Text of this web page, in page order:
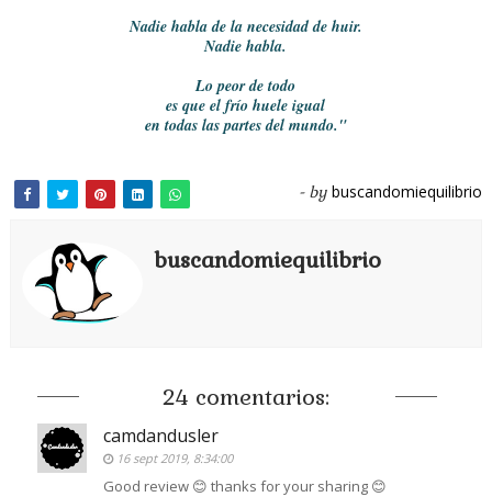
Nadie habla de la necesidad de huir.
Nadie habla.
Lo peor de todo
es que el frío huele igual
en todas las partes del mundo."
- by buscandomiequilibrio
buscandomiequilibrio
24 comentarios:
camdandusler
16 sept 2019, 8:34:00
Good review 😊 thanks for your sharing 😊